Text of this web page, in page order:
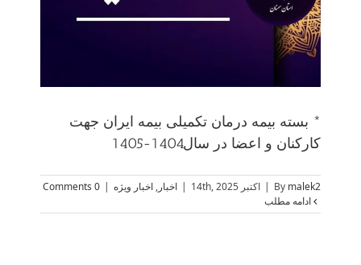
* بسته بیمه درمان تکمیلی بیمه ایران جهت
کارکنان و اعضا در سال1404-1405
By malek2 اکتبر 14th, 2025 اخبار,اخبار ویژه
0 Comments
ادامه مطلب